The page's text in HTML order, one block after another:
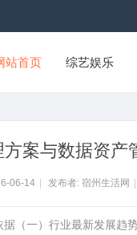
站首页 综艺娱乐
案与数据资产
06-14 发布者: 宿州生活网
（一）行业最新发展趋